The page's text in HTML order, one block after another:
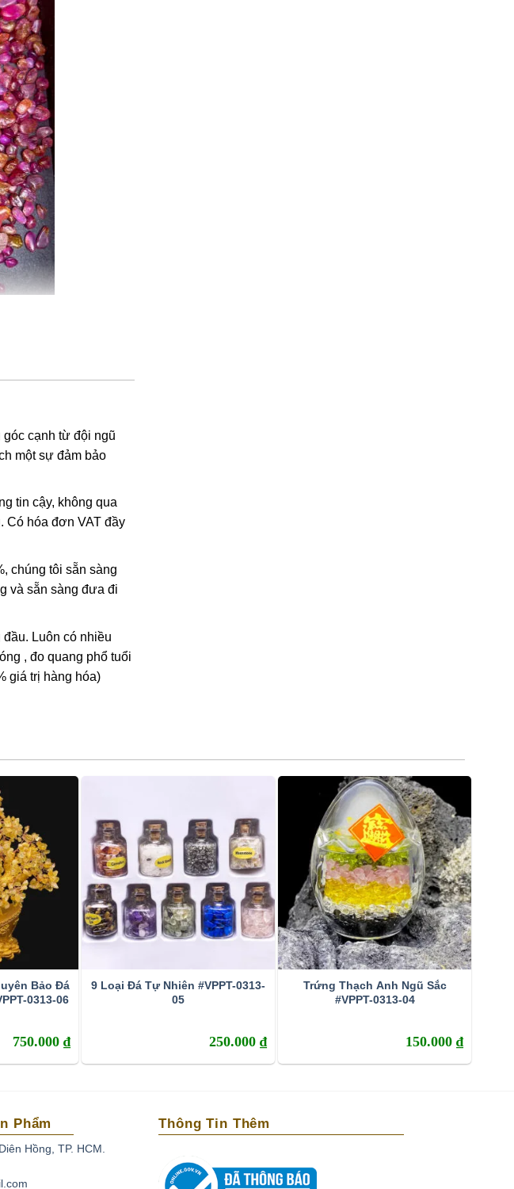
cạnh từ đội ngũ
một sự đảm bảo
tin cậy, không qua
Có hóa đơn VAT đầy
chúng tôi sẵn sàng
và sẵn sàng đưa đi
Luôn có nhiều
, đo quang phổ tuổi
giá trị hàng hóa)
Bảo Đá
0313-06
750.000 ₫
9 Loại Đá Tự Nhiên #VPPT-0313-
05
250.000 ₫
Trứng Thạch Anh Ngũ Sắc
#VPPT-0313-04
150.000 ₫
Phẩm
Hồng, TP. HCM.
Thông Tin Thêm